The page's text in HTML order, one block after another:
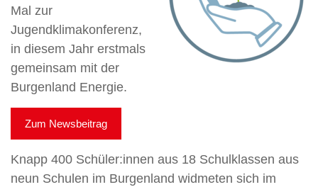
Mal zur
Jugendklimakonferenz,
in diesem Jahr erstmals
gemeinsam mit der
Burgenland Energie.
Zum Newsbeitrag
Knapp 400 Schüler:innen aus 18 Schulklassen aus
neun Schulen im Burgenland widmeten sich im